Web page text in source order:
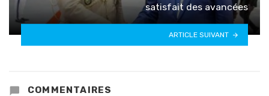
satisfait des avancées
ARTICLE SUIVANT
COMMENTAIRES